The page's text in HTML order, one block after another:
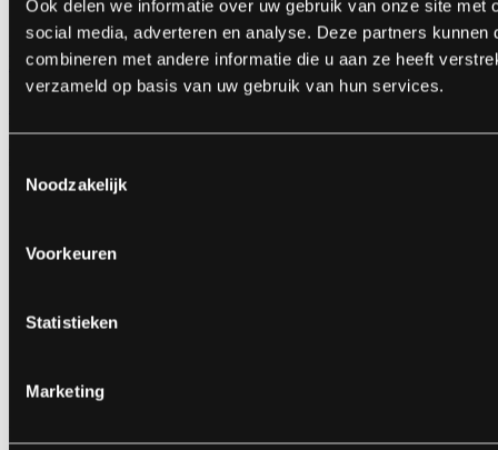
Ook delen we informatie over uw gebruik van onze site met
social media, adverteren en analyse. Deze partners kunnen
combineren met andere informatie die u aan ze heeft
verzameld op basis van uw gebruik van hun services.
Noodzakelijk
Voorkeuren
Statistieken
Marketing
Disco Crackers